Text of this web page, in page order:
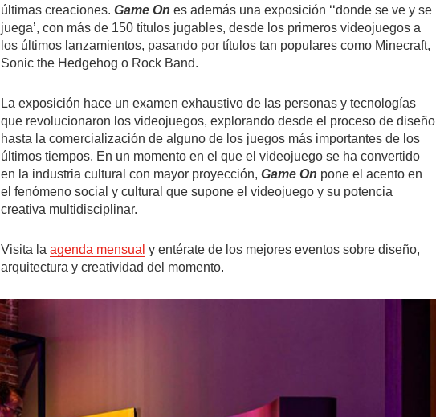
últimas creaciones.Game On es además una exposición ‘‘donde se ve y se
juega’, con más de 150 títulos jugables, desde los primeros videojuegos a
los últimos lanzamientos, pasando por títulos tan populares como Minecraft,
Sonic the Hedgehog o Rock Band.
La exposición hace un examen exhaustivo de las personas y tecnologías
que revolucionaron los videojuegos, explorando desde el proceso de diseño
hasta la comercialización de alguno de los juegos más importantes de los
últimos tiempos. En un momento en el que el videojuego se ha convertido
en la industria cultural con mayor proyección, Game On pone el acento en
el fenómeno social y cultural que supone el videojuego y su potencia
creativa multidisciplinar.
Visita laagenda mensual y entérate de los mejores eventos sobre diseño,
arquitectura y creatividad del momento.